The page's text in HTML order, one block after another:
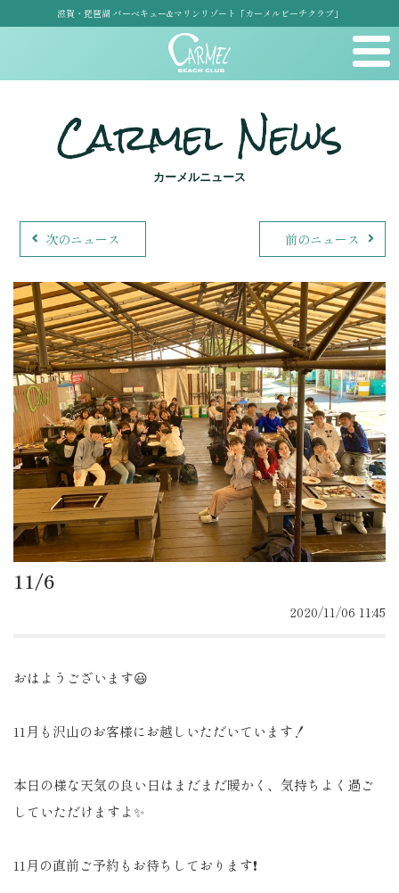
滋賀・琵琶湖 バーベキュー&マリンリゾート「カーメルビーチクラブ」
Carmel News
カーメルニュース
次のニュース 前のニュース
11/6
2020/11/06 11:45
おはようございます😃
11月も沢山のお客様にお越しいただいています！
本日の様な天気の良い日はまだまだ暖かく、気持ちよく過ご
していただけますよ✨
11月の直前ご予約もお待ちしております❗️